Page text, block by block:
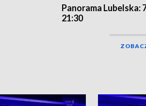
Panorama Lubelska:
21:30